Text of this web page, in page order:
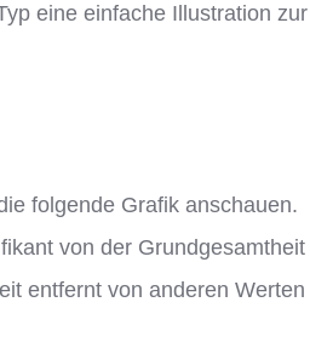
eine einfache Illustration zur
folgende Grafik anschauen.
von der Grundgesamtheit
entfernt von anderen Werten